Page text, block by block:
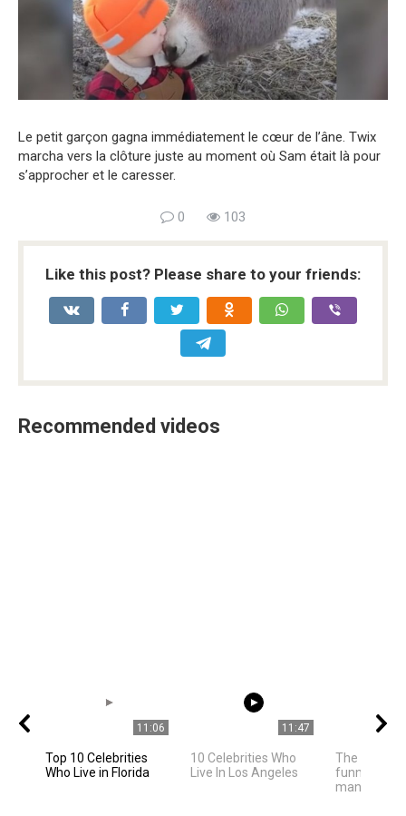
Le petit garçon gagna immédiatement le cœur de l’âne. Twix
marcha vers la clôture juste au moment où Sam était là pour
s’approcher et le caresser.
0 103
Like this post? Please share to your friends:
Recommended videos
11:06
Top 10 Celebrities
Who Live in Florida
11:47
10 Celebrities Who
Live In Los Angeles
The owner
funny cat
many of us